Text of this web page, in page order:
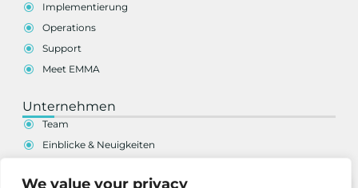
We value your privacy
Implementierung
Operations
Support
Meet EMMA
Unternehmen
Team
Einblicke & Neuigkeiten